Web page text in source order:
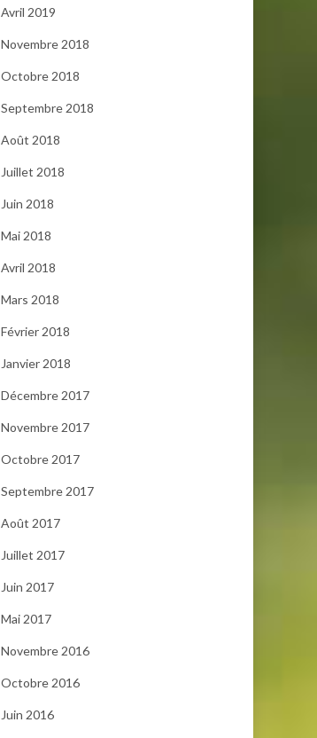
Avril 2019
Novembre 2018
Octobre 2018
Septembre 2018
Août 2018
Juillet 2018
Juin 2018
Mai 2018
Avril 2018
Mars 2018
Février 2018
Janvier 2018
Décembre 2017
Novembre 2017
Octobre 2017
Septembre 2017
Août 2017
Juillet 2017
Juin 2017
Mai 2017
Novembre 2016
Octobre 2016
Juin 2016